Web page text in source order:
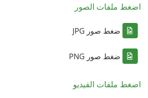
اضغط ملفات الصور
ضغط صور JPG
ضغط صور PNG
اضغط ملفات الفيديو